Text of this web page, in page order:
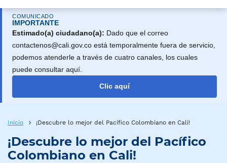
COMUNICADO
IMPORTANTE
Estimado(a) ciudadano(a): Dado que el correo
contactenos@cali.gov.co está temporalmente fuera de servicio,
podemos atenderle a través de cuatro canales, los cuales
puede consultar aquí.
Clic aquí
Inicio ¡Descubre lo mejor del Pacífico Colombiano en Cali!
¡Descubre lo mejor del Pacífico
Colombiano en Cali!